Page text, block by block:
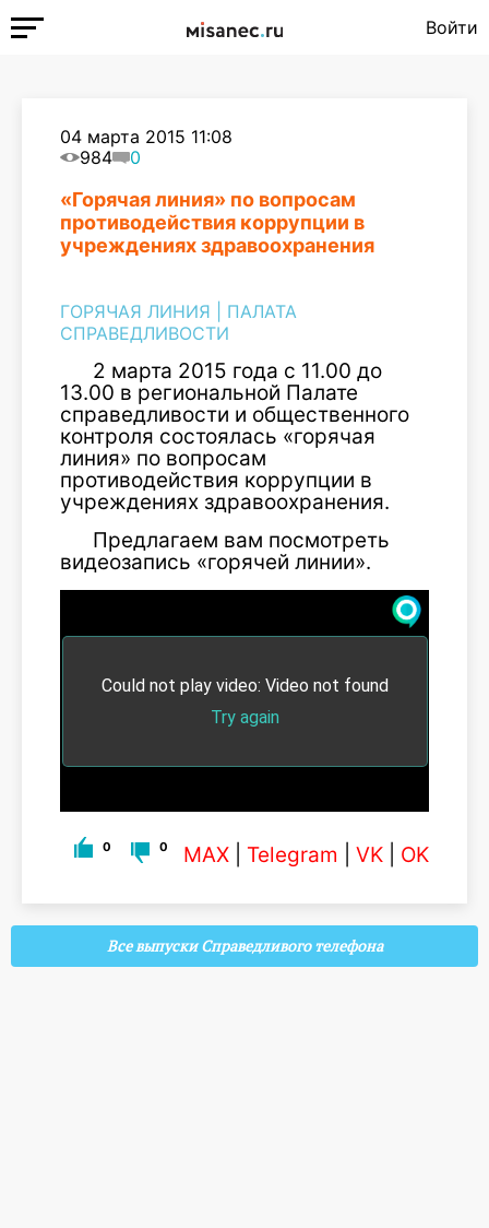
Войти
04 марта 2015 11:08
984
0
«Горячая линия» по вопросам
противодействия коррупции в
учреждениях здравоохранения
ГОРЯЧАЯ ЛИНИЯ
ПАЛАТА
СПРАВЕДЛИВОСТИ
2 марта 2015 года с 11.00 до
13.00 в региональной Палате
справедливости и общественного
контроля состоялась «горячая
линия» по вопросам
противодействия коррупции в
учреждениях здравоохранения.
Предлагаем вам посмотреть
видеозапись «горячей линии».
0 0 MAX Telegram VK OK
Все выпуски Справедливого телефона